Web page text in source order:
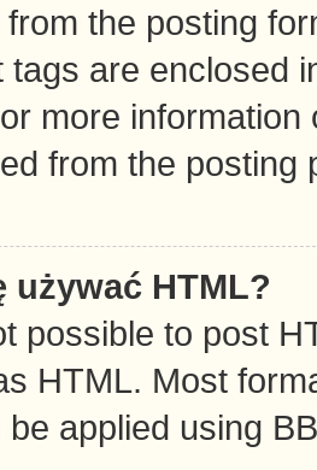
the posting
tags are enclosed
more
from the posting
używać HTML?
possible to post
HTML. Most
be applied using